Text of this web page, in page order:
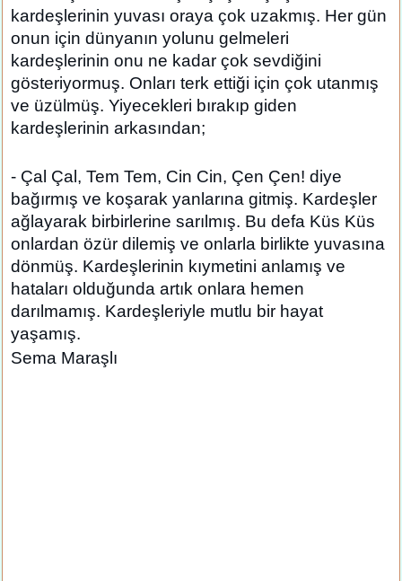
kardeşlerinin yuvası oraya çok uzakmış. Her gün
onun için dünyanın yolunu gelmeleri
kardeşlerinin onu ne kadar çok sevdiğini
gösteriyormuş. Onları terk ettiği için çok utanmış
ve üzülmüş. Yiyecekleri bırakıp giden
kardeşlerinin arkasından;
- Çal Çal, Tem Tem, Cin Cin, Çen Çen! diye
bağırmış ve koşarak yanlarına gitmiş. Kardeşler
ağlayarak birbirlerine sarılmış. Bu defa Küs Küs
onlardan özür dilemiş ve onlarla birlikte yuvasına
dönmüş. Kardeşlerinin kıymetini anlamış ve
hataları olduğunda artık onlara hemen
darılmamış. Kardeşleriyle mutlu bir hayat
yaşamış.
Sema Maraşlı